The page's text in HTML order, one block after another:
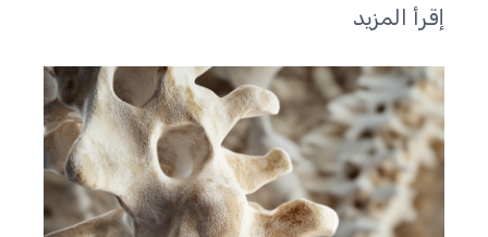
إقرأ المزيد